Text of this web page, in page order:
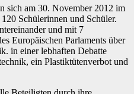
sich am 30. November 2012 im
Schülerinnen und Schüler.
und mit 7
Europäischen Parlaments über
in einer lebhaften Debatte
ein Plastiktütenverbot und